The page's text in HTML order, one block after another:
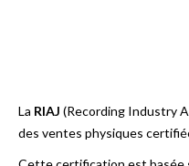
La RIAJ (Recording Industry
des ventes physiques